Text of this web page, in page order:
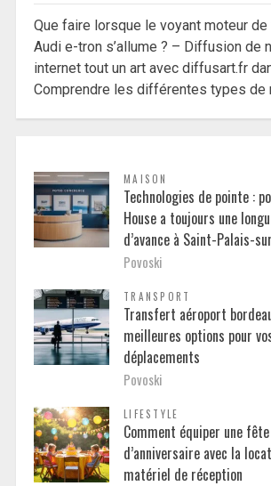
Que faire lorsque le voyant moteur de
Audi e-tron s’allume ? – Diffusion de
internet tout un art avec diffusart.fr
Comprendre les différentes types de
MAISON
Technologies de pointe :
House a toujours une
d’avance à Saint-Palais-
Povoski
TRANSPORT
Transfert aéroport
meilleures options pour
déplacements
Povoski
LIFESTYLE
Comment équiper une fête
d’anniversaire avec la
matériel de réception